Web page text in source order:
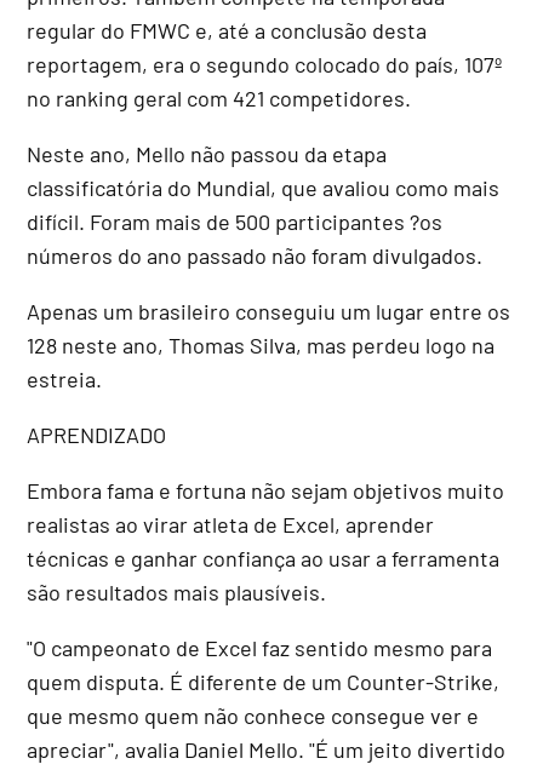
regular do FMWC e, até a conclusão desta
reportagem, era o segundo colocado do país, 107º
no ranking geral com 421 competidores.
Neste ano, Mello não passou da etapa
classificatória do Mundial, que avaliou como mais
difícil. Foram mais de 500 participantes ?os
números do ano passado não foram divulgados.
Apenas um brasileiro conseguiu um lugar entre os
128 neste ano, Thomas Silva, mas perdeu logo na
estreia.
APRENDIZADO
Embora fama e fortuna não sejam objetivos muito
realistas ao virar atleta de Excel, aprender
técnicas e ganhar confiança ao usar a ferramenta
são resultados mais plausíveis.
"O campeonato de Excel faz sentido mesmo para
quem disputa. É diferente de um Counter-Strike,
que mesmo quem não conhece consegue ver e
apreciar", avalia Daniel Mello. "É um jeito divertido